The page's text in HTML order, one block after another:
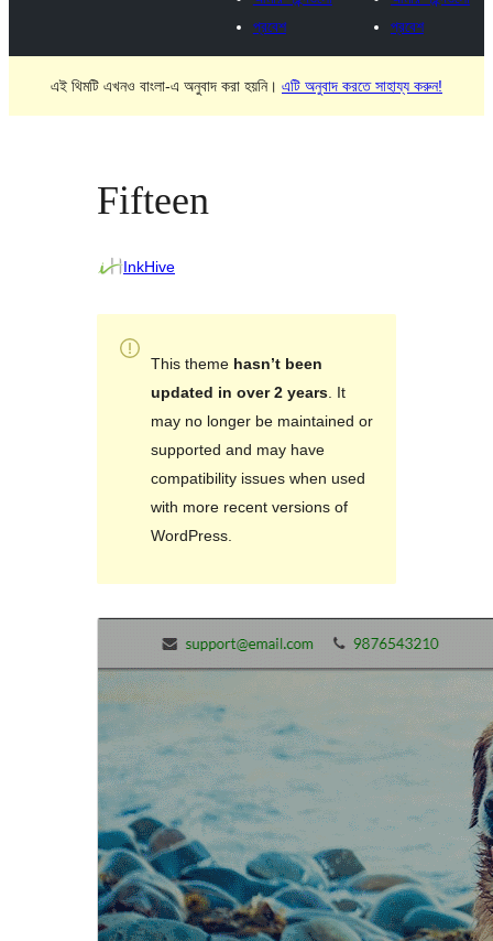
প্রবেশ
প্রবেশ
এই থিমটি এখনও বাংলা-এ অনুবাদ করা হয়নি। এটি অনুবাদ করতে সাহায্য করুন!
Fifteen
InkHive
This theme hasn’t been
updated in over 2 years. It
may no longer be maintained or
supported and may have
compatibility issues when used
with more recent versions of
WordPress.